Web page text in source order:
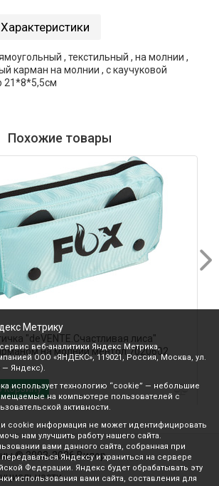
Характеристики
, текстильный , на молнии ,
карман на молнии , с каучуковой
21*8*5,5см
Похожие товары
"deVENTE.Счастливая лиса"
на молнии ментол 7020602
корзину
© 2003-2026 Вилор
Метрику
веб-аналитики Яндекс Метрика,
ООО «ЯНДЕКС», 119021, Россия, Москва, ул.
— Яндекс).
использует технологию “cookie” — небольшие
на компьютере пользователей с
активности.
cookie информация не может идентифицировать
нам улучшить работу нашего сайта.
вами данного сайта, собранная при
Яндексу и храниться на сервере
Федерации. Яндекс будет обрабатывать эту
использования вами сайта, составления для